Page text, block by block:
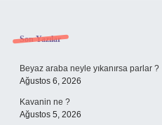
Sidebar
Son Yazılar
Beyaz araba neyle yıkanırsa parlar ?
Ağustos 6, 2026
Kavanin ne ?
Ağustos 5, 2026